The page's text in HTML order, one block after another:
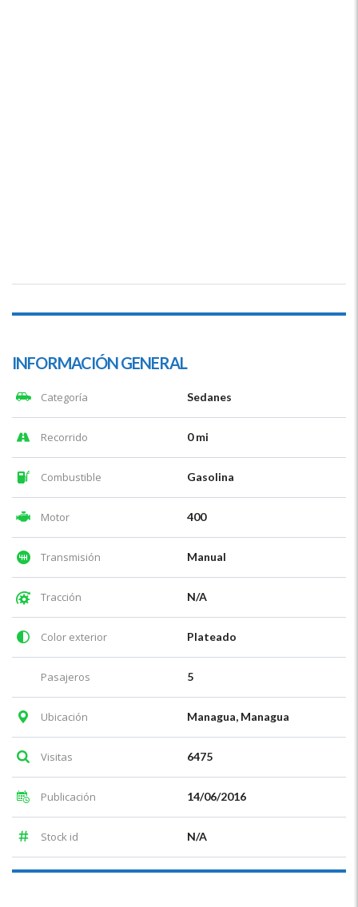
INFORMACIÓN GENERAL
Categoría Sedanes
Recorrido 0 mi
Combustible Gasolina
Motor 400
Transmisión Manual
Tracción N/A
Color exterior Plateado
Pasajeros 5
Ubicación Managua, Managua
Visitas 6475
Publicación 14/06/2016
Stock id N/A